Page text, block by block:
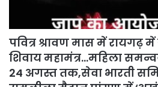
पवित्र श्रावण मास में रायगढ़
शिवाय महामंत्र…महिला
24 अगस्त तक,सेवा भारती